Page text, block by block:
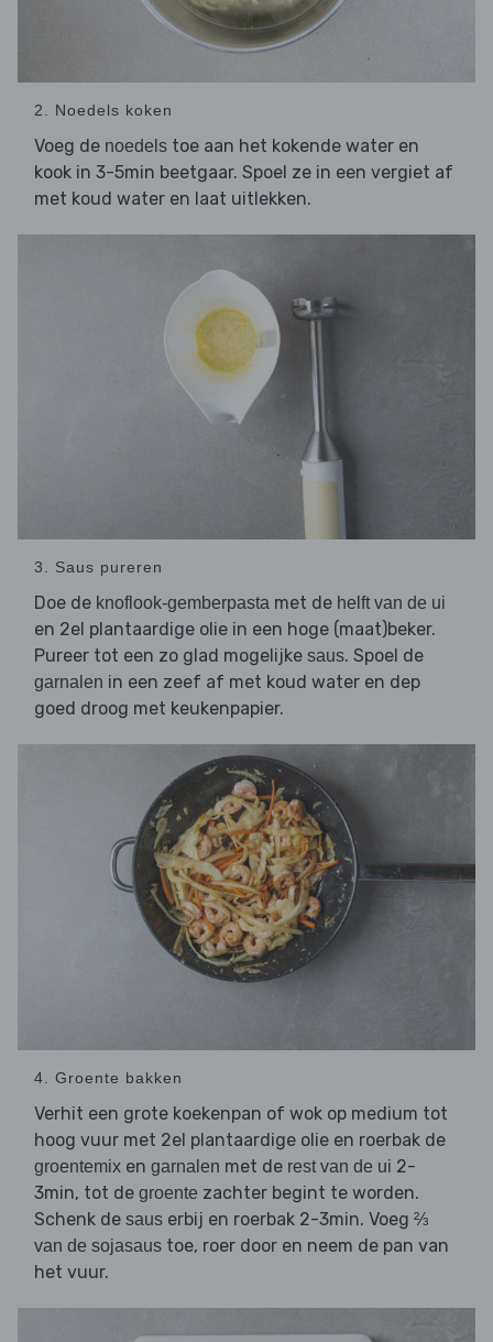
2. Noedels koken
Voeg de noedels toe aan het kokende water en
kook in 3-5min beetgaar. Spoel ze in een vergiet af
met koud water en laat uitlekken.
3. Saus pureren
Doe de knoflook-gemberpasta met de helft van de ui
en 2el plantaardige olie in een hoge (maat)beker.
Pureer tot een zo glad mogelijke saus. Spoel de
garnalen in een zeef af met koud water en dep
goed droog met keukenpapier.
4. Groente bakken
Verhit een grote koekenpan of wok op medium tot
hoog vuur met 2el plantaardige olie en roerbak de
groentemix en garnalen met de rest van de ui 2-
3min, tot de groente zachter begint te worden.
Schenk de saus erbij en roerbak 2-3min. Voeg ⅔
van de sojasaus toe, roer door en neem de pan van
het vuur.